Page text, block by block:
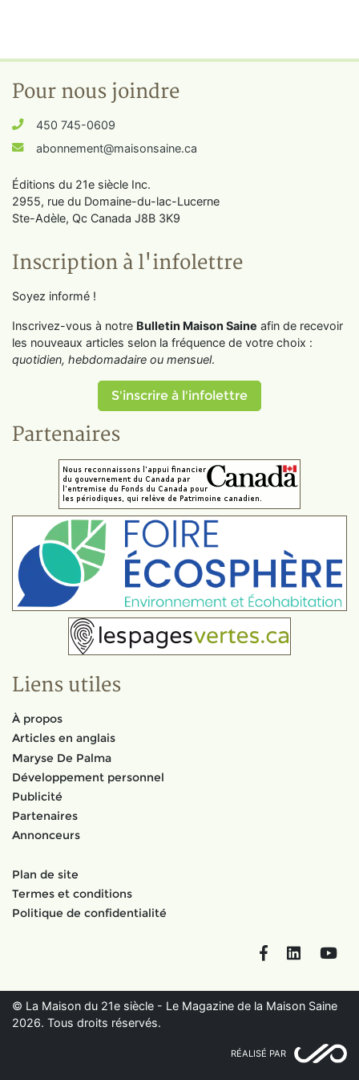
Pour nous joindre
450 745-0609
abonnement@maisonsaine.ca
Éditions du 21e siècle Inc.
2955, rue du Domaine-du-lac-Lucerne
Ste-Adèle, Qc Canada J8B 3K9
Inscription à l'infolettre
Soyez informé !
Inscrivez-vous à notre Bulletin Maison Saine afin de recevoir
les nouveaux articles selon la fréquence de votre choix :
quotidien, hebdomadaire ou mensuel.
S'inscrire à l'infolettre
Partenaires
Liens utiles
À propos
Articles en anglais
Maryse De Palma
Développement personnel
Publicité
Partenaires
Annonceurs
Plan de site
Termes et conditions
Politique de confidentialité
FacebookLinkedIn
© La Maison du 21e siècle - Le Magazine de la Maison Saine
2026. Tous droits réservés.
RÉALISÉ PAR